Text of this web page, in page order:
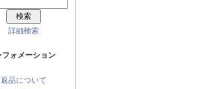
詳細検索
ォメーション
品について